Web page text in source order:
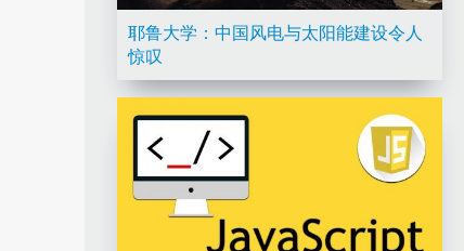
耶鲁大学：中国风电与太阳能建设令人
惊叹